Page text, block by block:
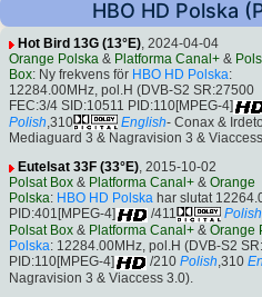
HBO HD Polska
Hot Bird 13G (13°E), 2024-04-04
Orange Polska & Platforma Canal+ &
Box: Ny frekvens för HBO HD Polska:
12284.00MHz, pol.H (DVB-S2 SR:27500
FEC:3/4 SID:10511 PID:110[MPEG-4]
Polish ,310 English- Conax &
Mediaguard 3 & Nagravision 3 &
Eutelsat 33F (33°E), 2015-10-02
Polsat Box & Platforma Canal+ & Orange
Polska: HBO HD Polska har slutat
PID:401[MPEG-4]
/411 Polish
Polsat Box & Platforma Canal+ & Orange
Polska: 12284.00MHz, pol.H (DVB-S2
PID:110[MPEG-4]
/210 Polish,310
Nagravision 3 & Viaccess 3.0).